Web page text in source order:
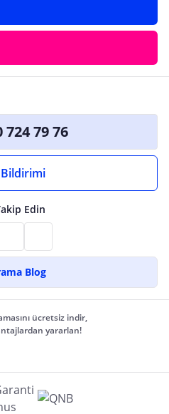
724 79 76
Edin
Blog
ücretsiz indir,
yararlan!